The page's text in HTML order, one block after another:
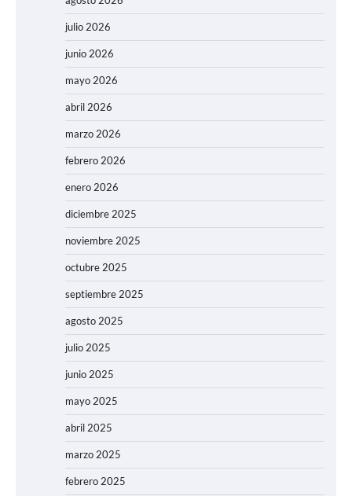
julio 2026
junio 2026
mayo 2026
abril 2026
marzo 2026
febrero 2026
enero 2026
diciembre 2025
noviembre 2025
octubre 2025
septiembre 2025
agosto 2025
julio 2025
junio 2025
mayo 2025
abril 2025
marzo 2025
febrero 2025